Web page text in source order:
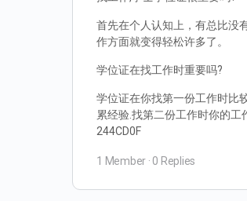
首先在个人认知上，有总比没
作方面就变得轻松许多了。
学位证在找工作时重要吗?
学位证在你找第一份工作时比
累经验.找第二份工作时你的
244CD0F
1 Member · 0 Replies